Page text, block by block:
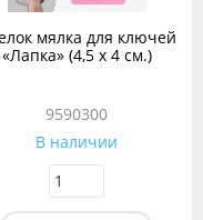
мялка для ключей
«Лапка» (4,5 х 4 см.)
9590300
В наличии